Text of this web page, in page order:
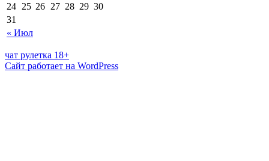
« Июл
24 25 26 27 28 29 30
31
чат рулетка 18+
Сайт работает на WordPress